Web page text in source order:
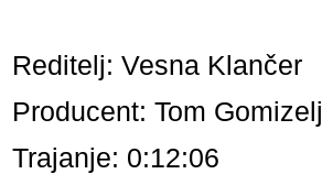
Reditelj: Vesna Klančer
Producent: Tom Gomizelj
Trajanje: 0:12:06